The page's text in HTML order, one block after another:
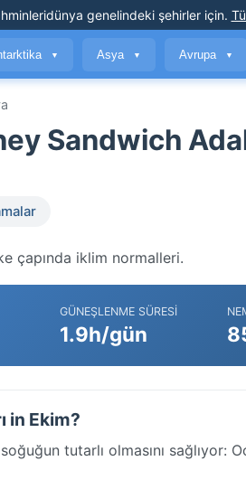
dünya genelindeki şehirler için.
▼ Asya ▼ Avrupa ▼
Sandwich
çapında iklim normalleri.
GÜNEŞLENME SÜRESI
1.9h/gün
in Ekim?
tutarlı olmasını sağlıyor: